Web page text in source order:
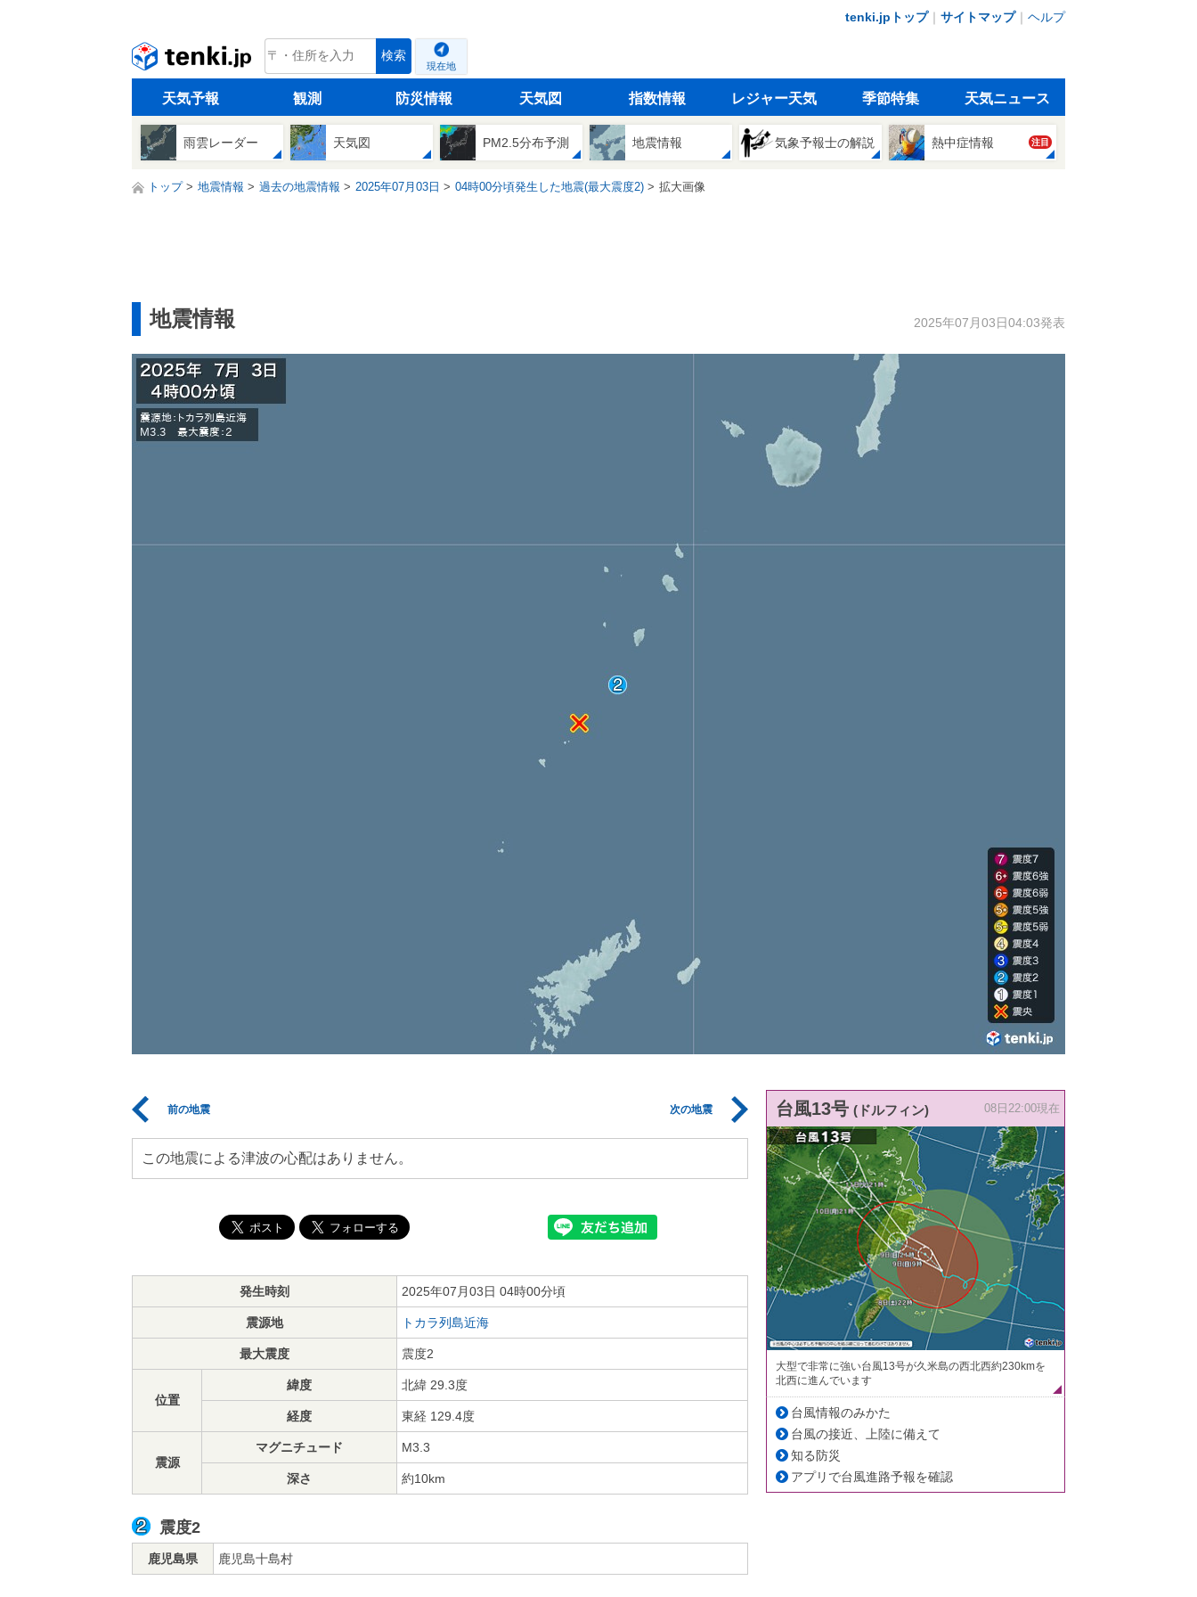
tenki.jpトップ｜ サイトマップ｜ ヘルプ
tenki.jp 検索
現在地
天気予報 観測 防災情報 天気図 指数情報 レジャー天気 季節特集 天気ニュース
雨雲レーダー 天気図 PM2.5分布予測 地震情報 気象予報士の解説 熱中症情報 注目
トップ 地震情報 過去の地震情報 2025年07月03日 04時00分頃発生した地震(最大震度2) 拡大画像
地震情報 2025年07月03日04:03発表
前の地震 次の地震
この地震による津波の心配はありません。
発生時刻 2025年07月03日 04時00分頃
震源地 トカラ列島近海
最大震度 震度2
位置
緯度 北緯 29.3度
経度 東経 129.4度
震源
マグニチュード M3.3
深さ 約10km
震度2
鹿児島県 鹿児島十島村
台風13号 (ドルフィン) 08日22:00現在
大型で非常に強い台風13号が久米島の西北西約230kmを
北西に進んでいます
台風情報のみかた
台風の接近、上陸に備えて
知る防災
アプリで台風進路予報を確認